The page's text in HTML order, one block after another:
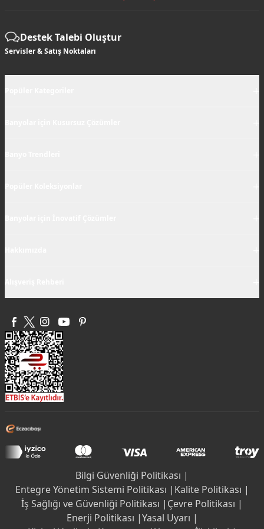
Destek Talebi Oluştur
Servisler & Satış Noktaları
Bilgi Güvenliği Politikası |
Entegre Yönetim Sistemi Politikası | Kalite Politikası |
İş Sağlığı ve Güvenliği Politikası | Çevre Politikası |
Enerji Politikası |Yasal Uyarı |